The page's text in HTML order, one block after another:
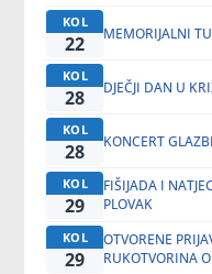
KOL
22 MEMORIJALNI
KOL
28 DJEČJI DAN U
KOL
28 KONCERT
KOL
29
FIŠIJADA I
PLOVAK
KOL
29
OTVORENE
RUKOTVORINA